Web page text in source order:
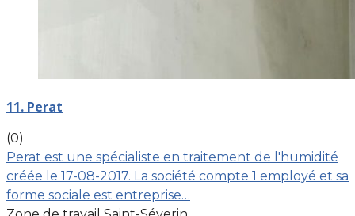
11. Perat
(0)
Perat est une spécialiste en traitement de l'humidité
créée le 17-08-2017. La société compte 1 employé et sa
forme sociale est entreprise…